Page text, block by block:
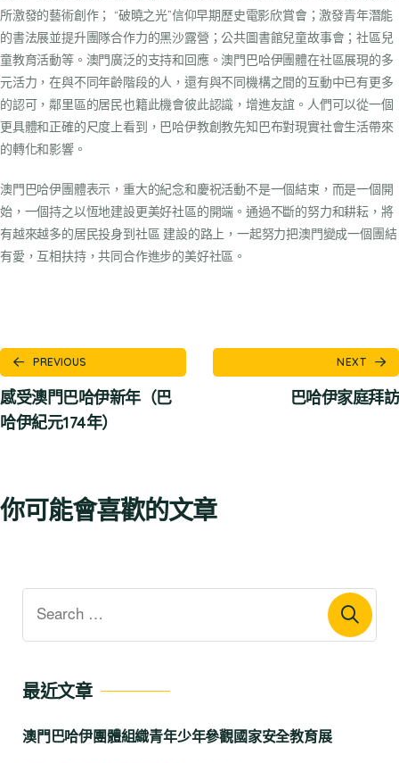
所激發的藝術創作； “破曉之光”信仰早期歷史電影欣賞會；激發青年潛能
的書法展並提升團隊合作力的黑沙露營；公共圖書館兒童故事會；社區兒
童教育活動等。澳門廣泛的支持和回應。澳門巴哈伊團體在社區展現的多
元活力，在與不同年齡階段的人，還有與不同機構之間的互動中已有更多
的認可，鄰里區的居民也籍此機會彼此認識，增進友誼。人們可以從一個
更具體和正確的尺度上看到，巴哈伊教創教先知巴布對現實社會生活帶來
的轉化和影響。
澳門巴哈伊團體表示，重大的紀念和慶祝活動不是一個結束，而是一個開
始，一個持之以恆地建設更美好社區的開端。通過不斷的努力和耕耘，將
有越來越多的居民投身到社區 建設的路上，一起努力把澳門變成一個團結
有愛，互相扶持，共同合作進步的美好社區。
PREVIOUS
感受澳門巴哈伊新年（巴
哈伊紀元174年）
NEXT
巴哈伊家庭拜訪
你可能會喜歡的文章
最近文章
澳門巴哈伊團體組織青年少年參觀國家安全教育展